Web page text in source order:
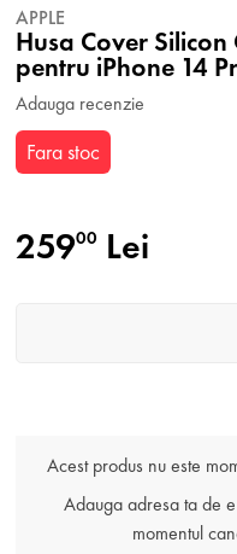
APPLE
Husa Cover
pentru iPhone 14
Adauga recenzie
Fara stoc
25900 Lei
Acest produs nu este
Adauga adresa ta de
momentul